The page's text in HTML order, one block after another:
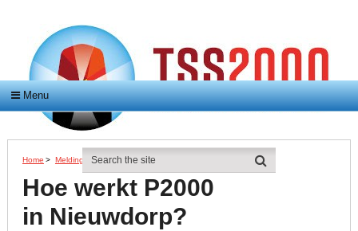
Menu
Home > Meldingen > Hoe Werkt P2000 In Nieuwdorp?
Hoe werkt P2000
in Nieuwdorp?